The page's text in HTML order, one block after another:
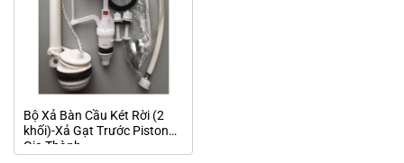
Bộ Xả Bàn Cầu Két Rời (2
khối)-Xả Gạt Trước Piston
Gia Thành